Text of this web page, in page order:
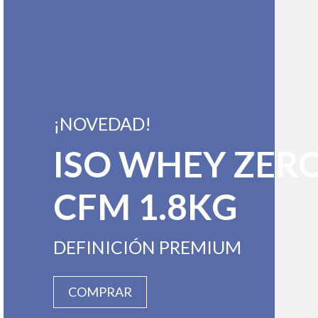
¡NOVEDAD!
ISO WHEY
CFM 1.8KG
DEFINICIÓN PREMIUM
COMPRAR